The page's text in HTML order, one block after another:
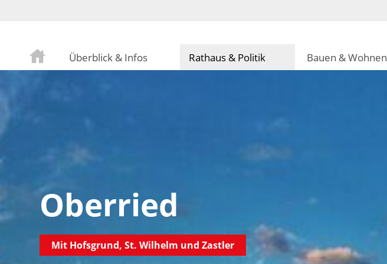
Überblick & Infos Rathaus & Politik Bauen & Wohnen
Oberried
Mit Hofsgrund, St. Wilhelm und Zastler